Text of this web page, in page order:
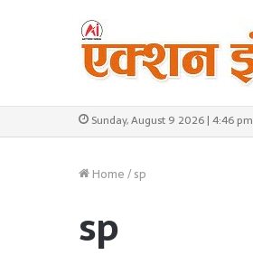
Sunday, August 9 2026 | 4:46 pm
Home/sp
sp